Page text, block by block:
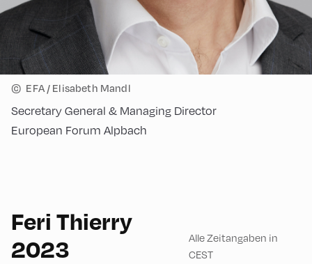
© EFA / Elisabeth Mandl
Secretary General & Managing Director
European Forum Alpbach
Feri Thierry
2023
Alle Zeitangaben in
CEST